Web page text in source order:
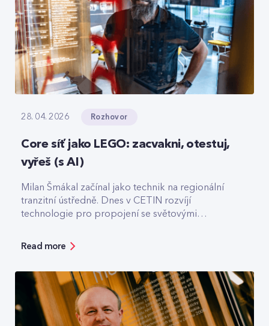
28. 04. 2026 Rozhovor
Core síť jako LEGO: zacvakni, otestuj,
vyřeš (s AI)
Milan Šmákal začínal jako technik na regionální
tranzitní ústředně. Dnes v CETIN rozvíjí
technologie pro propojení se světovými
pro core síť má na starost technologie pro
připomínají LEGO.
Read more